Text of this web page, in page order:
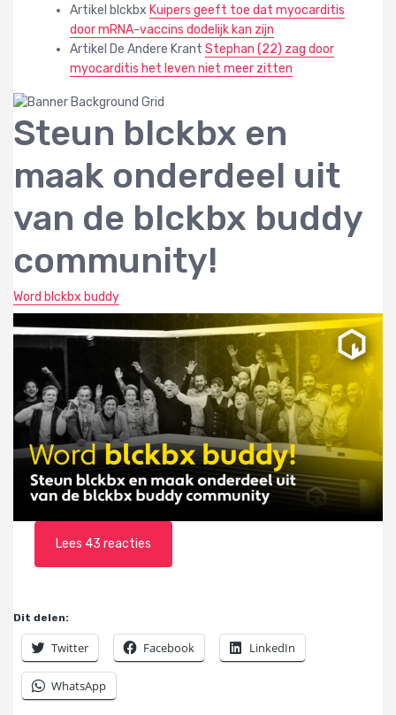
Artikel blckbx Kuipers geeft toe dat myocarditis
door mRNA-vaccins dodelijk kan zijn
Artikel De Andere Krant Stephan (22) zag door
myocarditis het leven niet meer zitten
Steun blckbx en
maak onderdeel uit
van de blckbx buddy
community!
Word blckbx buddy
Lees 43 reacties
Dit delen:
Twitter Facebook LinkedIn
WhatsApp